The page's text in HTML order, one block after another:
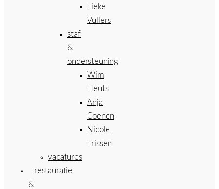
Lieke
Vullers
staf
&
ondersteuning
Wim
Heuts
Anja
Coenen
Nicole
Frissen
vacatures
restauratie
&